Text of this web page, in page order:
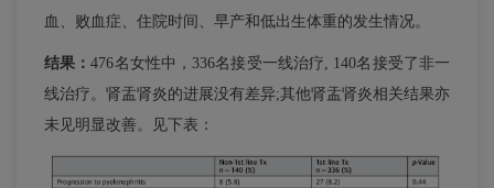
血、败血症、住院时间、早产和低出生体重的发生情况。
结果：476名女性中，336名接受一线治疗, 140名接受了非一
线治疗。肾盂肾炎的进展没有差异;其他肾盂肾炎相关结果亦
未见明显改善。见下表：